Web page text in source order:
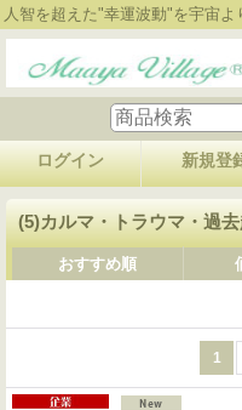
人智を超えた"幸運波動"を宇宙よ
ログイン 新規登
(5)カルマ・トラウマ・過
おすすめ順
1